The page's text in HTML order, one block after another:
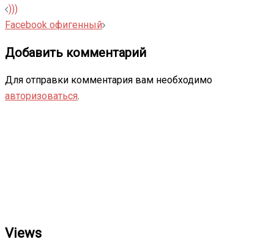
Навигация
записи
)))
Facebook офигенный
Добавить комментарий
Для отправки комментария вам необходимо
авторизоваться.
Views